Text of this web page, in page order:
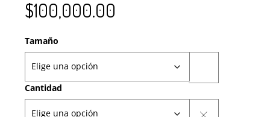
$100,000.00
Tamaño
Cantidad